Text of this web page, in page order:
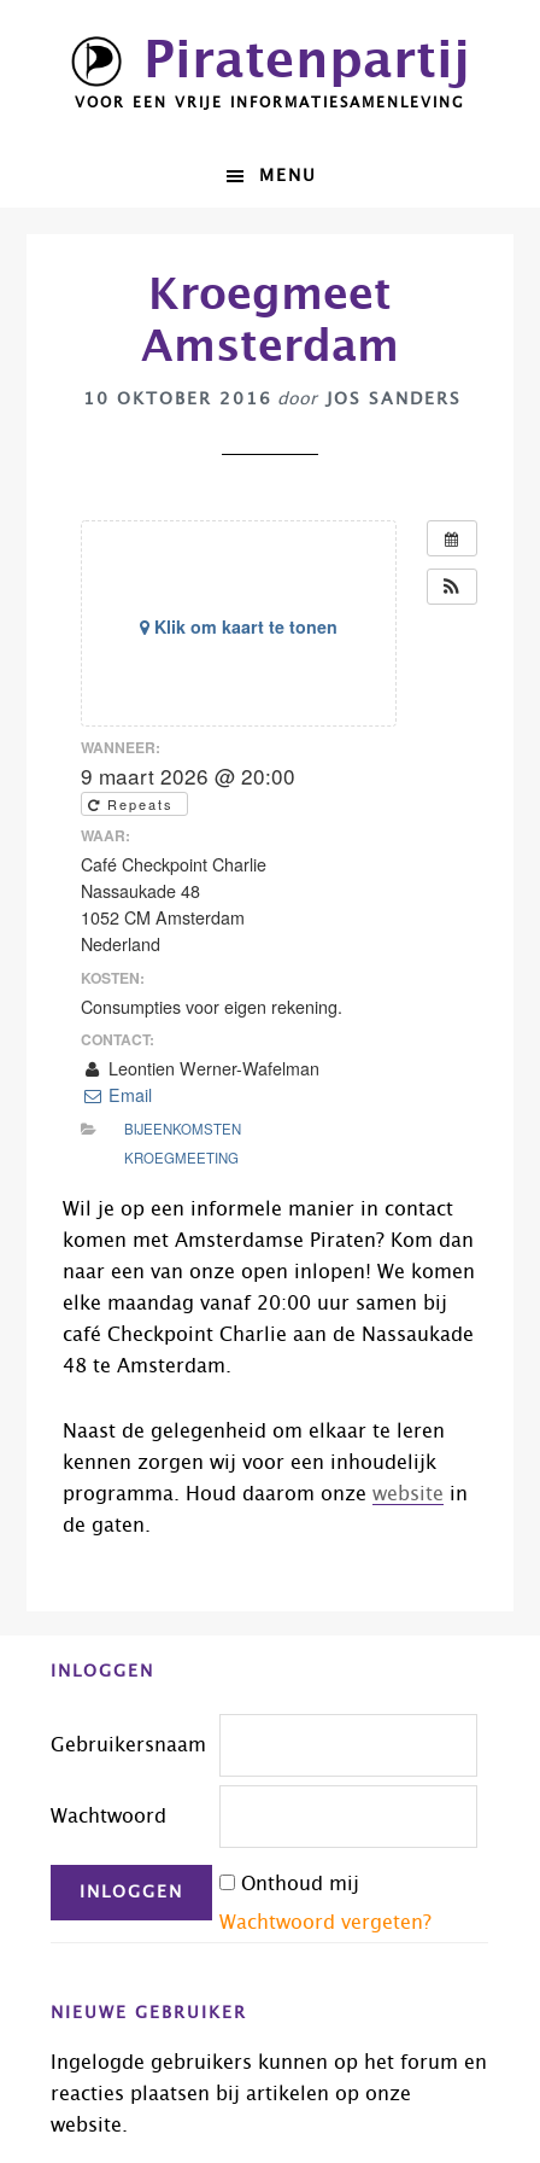
hoofdnavigatie
Piratenpartij
VOOR EEN VRIJE INFORMATIESAMENLEVING
MENU
Kroegmeet
Amsterdam
10 OKTOBER 2016 door JOS SANDERS
Klik om kaart te tonen
WANNEER:
9 maart 2026 @ 20:00
Repeats
WAAR:
Café Checkpoint Charlie
Nassaukade 48
1052 CM Amsterdam
Nederland
KOSTEN:
Consumpties voor eigen rekening.
CONTACT:
Leontien Werner-Wafelman
Email
BIJEENKOMSTEN
KROEGMEETING
Wil je op een informele manier in contact
komen met Amsterdamse Piraten? Kom dan
naar een van onze open inlopen! We komen
elke maandag vanaf 20:00 uur samen bij
café Checkpoint Charlie aan de Nassaukade
48 te Amsterdam.
Naast de gelegenheid om elkaar te leren
kennen zorgen wij voor een inhoudelijk
programma. Houd daarom onzewebsite in
de gaten.
Before
INLOGGEN
Gebruikersnaam
Wachtwoord
Onthoud mij
Wachtwoord vergeten?
NIEUWE GEBRUIKER
Ingelogde gebruikers kunnen op het forum en
reacties plaatsen bij artikelen op onze
website.